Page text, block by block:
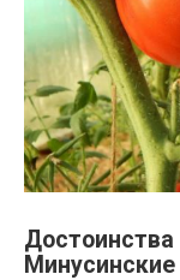
Достоинства